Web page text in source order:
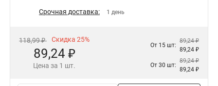
Срочная доставка: 1 день
118,99 ₽ Скидка 25%
89,24 ₽
Цена за 1 шт.
От 15 шт:
89,24 ₽
89,24 ₽
От 30 шт:
89,24 ₽
89,24 ₽